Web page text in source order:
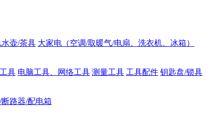
壶/茶具 大家电（空调/取暖气/电扇、洗衣机、冰箱）
具 电脑工具、网络工具 测量工具 工具配件 钥匙盘/锁具
断路器/配电箱